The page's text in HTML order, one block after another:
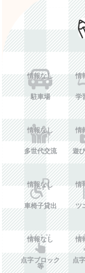
情報なし
駐車場
情
学
情報なし
多世代交流
情
遊
情報なし
車椅子貸出
情
ツ
情報なし
点字ブロック
等
情
点